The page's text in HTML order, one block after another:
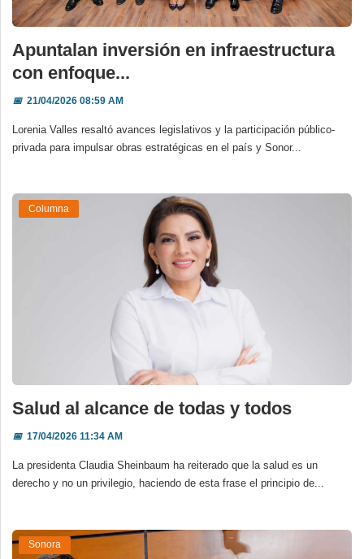
Apuntalan inversión en infraestructura
con enfoque...
📅21/04/2026 08:59 AM
Lorenia Valles resaltó avances legislativos y la participación público-
privada para impulsar obras estratégicas en el país y Sonor...
Columna
Salud al alcance de todas y todos
📅17/04/2026 11:34 AM
La presidenta Claudia Sheinbaum ha reiterado que la salud es un
derecho y no un privilegio, haciendo de esta frase el principio de...
Sonora